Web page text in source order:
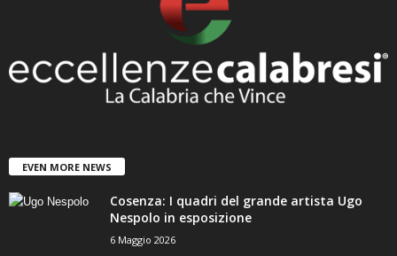
EVEN MORE NEWS
Cosenza: I quadri del grande artista Ugo
Nespolo in esposizione
6 Maggio 2026